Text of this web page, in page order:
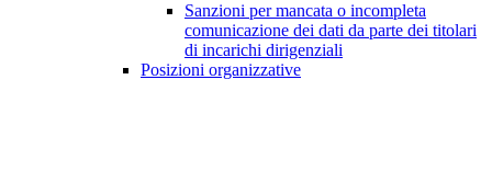
Sanzioni per mancata o incompleta
comunicazione dei dati da parte dei titolari
di incarichi dirigenziali
Posizioni organizzative